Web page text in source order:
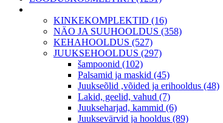
KINKEKOMPLEKTID (16)
NÄO JA SUUHOOLDUS (358)
KEHAHOOLDUS (527)
JUUKSEHOOLDUS (297)
šampoonid (102)
Palsamid ja maskid (45)
Juukseõlid ,võided ja erihooldus (48)
Lakid, geelid, vahud (7)
Juukseharjad, kammid (6)
Juuksevärvid ja hooldus (89)